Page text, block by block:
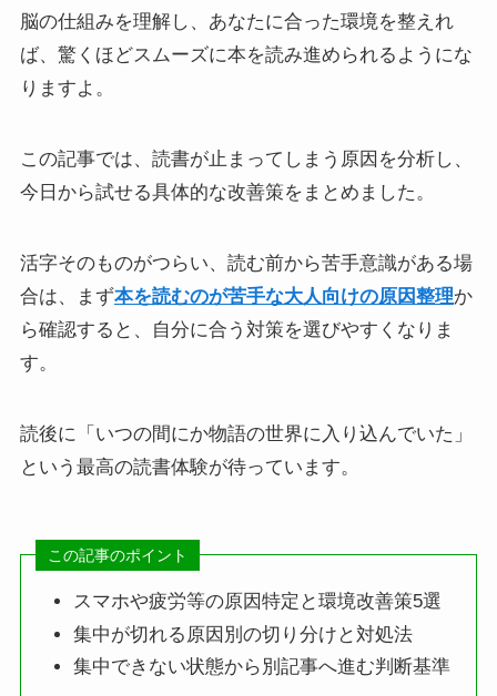
脳の仕組みを理解し、あなたに合った環境を整えれ
ば、驚くほどスムーズに本を読み進められるようにな
りますよ。
この記事では、読書が止まってしまう原因を分析し、
今日から試せる具体的な改善策をまとめました。
活字そのものがつらい、読む前から苦手意識がある場
合は、まず本を読むのが苦手な大人向けの原因整理か
ら確認すると、自分に合う対策を選びやすくなりま
す。
読後に「いつの間にか物語の世界に入り込んでいた」
という最高の読書体験が待っています。
この記事のポイント
スマホや疲労等の原因特定と環境改善策5選
集中が切れる原因別の切り分けと対処法
集中できない状態から別記事へ進む判断基準